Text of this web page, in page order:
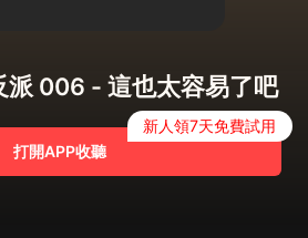
派 006 - 這也太容易了吧
打開APP收聽
新人領7天免費試用